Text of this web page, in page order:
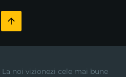
noi vizionezi cele mai bune